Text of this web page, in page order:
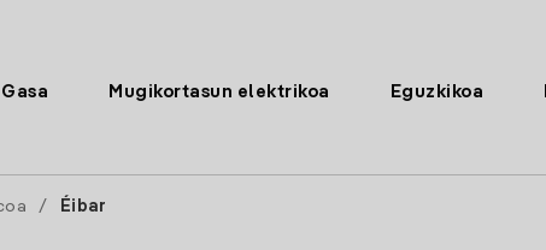
Gasa Mugikortasun elektrikoa Eguzkikoa
/ Éibar